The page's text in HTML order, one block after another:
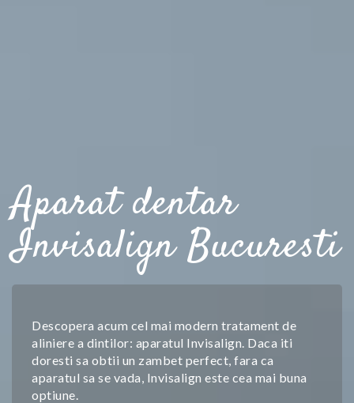
Aparat dentar
Invisalign Bucuresti
Descopera acum cel mai modern tratament de
aliniere a dintilor: aparatul Invisalign. Daca iti
doresti sa obtii un zambet perfect, fara ca
aparatul sa se vada, Invisalign este cea mai buna
optiune.